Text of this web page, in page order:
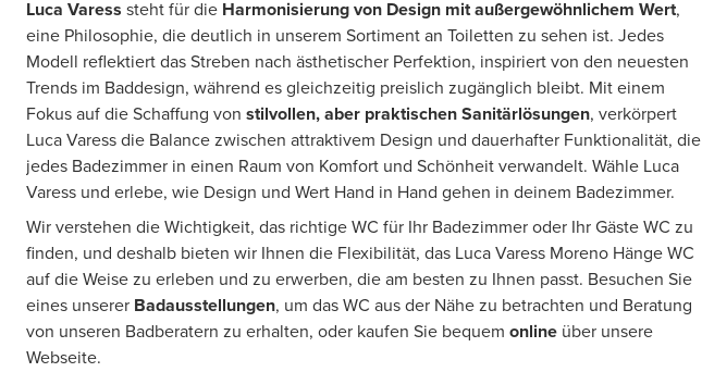
Luca Varess steht für die Harmonisierung von Design mit außergewöhnlichem Wert,
eine Philosophie, die deutlich in unserem Sortiment an Toiletten zu sehen ist. Jedes
Modell reflektiert das Streben nach ästhetischer Perfektion, inspiriert von den neuesten
Trends im Baddesign, während es gleichzeitig preislich zugänglich bleibt. Mit einem
Fokus auf die Schaffung von stilvollen, aber praktischen Sanitärlösungen, verkörpert
Luca Varess die Balance zwischen attraktivem Design und dauerhafter Funktionalität, die
jedes Badezimmer in einen Raum von Komfort und Schönheit verwandelt. Wähle Luca
Varess und erlebe, wie Design und Wert Hand in Hand gehen in deinem Badezimmer.
Wir verstehen die Wichtigkeit, das richtige WC für Ihr Badezimmer oder Ihr Gäste WC zu
finden, und deshalb bieten wir Ihnen die Flexibilität, das Luca Varess Moreno Hänge WC
auf die Weise zu erleben und zu erwerben, die am besten zu Ihnen passt. Besuchen Sie
eines unserer Badausstellungen, um das WC aus der Nähe zu betrachten und Beratung
von unseren Badberatern zu erhalten, oder kaufen Sie bequem online über unsere
Webseite.